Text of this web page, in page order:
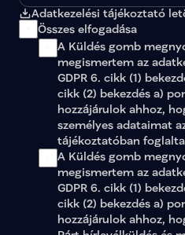
Adatkezelési tájékoztató
Összes elfogadása
A Küldés gomb
megismertem az
GDPR 6. cikk (1)
cikk (2) bekezdés a)
hozzájárulok ahhoz,
személyes adataimat
tájékoztatóban
A Küldés gomb
megismertem az
GDPR 6. cikk (1)
cikk (2) bekezdés a)
hozzájárulok ahhoz,